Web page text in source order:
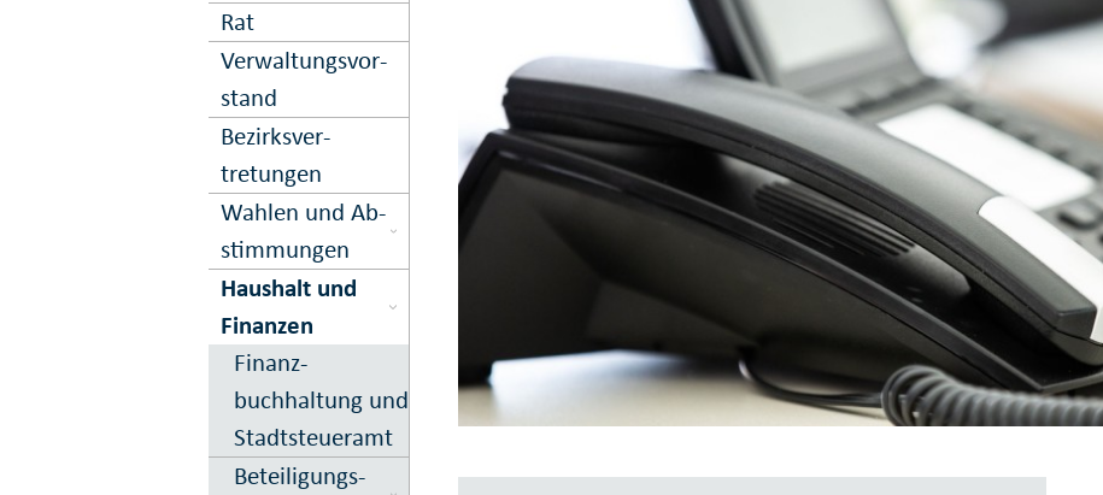
Rat
Ver­waltungs­vor­
stand
Bezirks­ver­
tretungen
Wahlen und Ab­
stimmungen
Haushalt und
Finanzen
Finanz­
buchhaltung und
Stadtsteueramt
Beteiligungs­